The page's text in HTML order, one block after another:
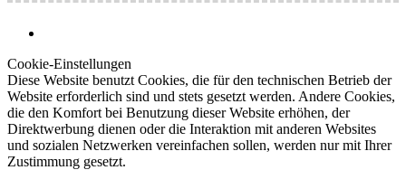
Cookie-Einstellungen
Diese Website benutzt Cookies, die für den technischen Betrieb der
Website erforderlich sind und stets gesetzt werden. Andere Cookies,
die den Komfort bei Benutzung dieser Website erhöhen, der
Direktwerbung dienen oder die Interaktion mit anderen Websites
und sozialen Netzwerken vereinfachen sollen, werden nur mit Ihrer
Zustimmung gesetzt.